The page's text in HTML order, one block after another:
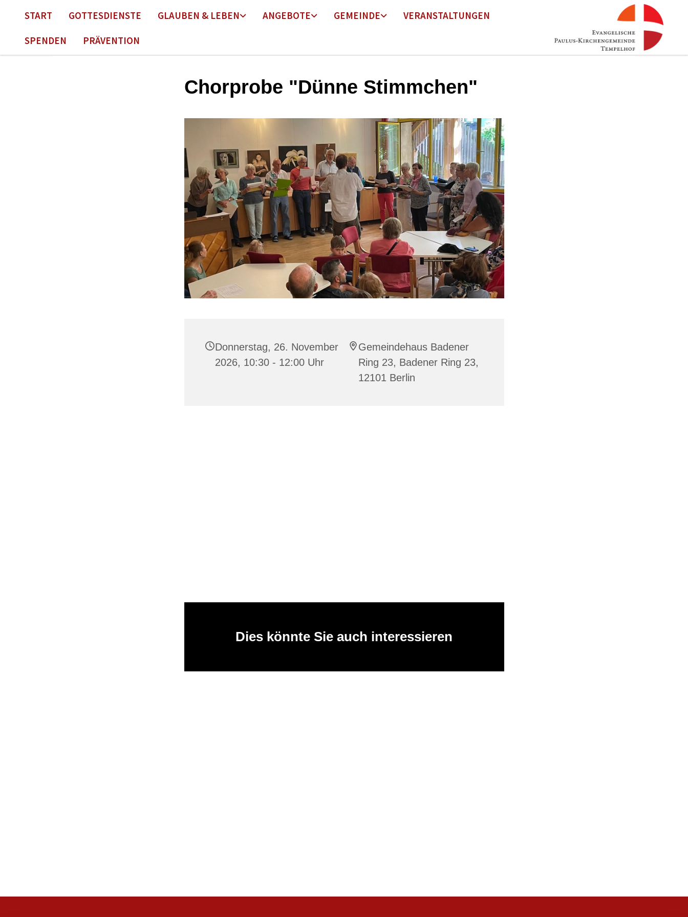
START GOTTESDIENSTE GLAUBEN & LEBEN ANGEBOTE GEMEINDE VERANSTALTUNGEN
SPENDEN PRÄVENTION
Chorprobe "Dünne Stimmchen"
Donnerstag, 26. November
2026, 10:30 - 12:00 Uhr
Gemeindehaus Badener
Ring 23, Badener Ring 23,
12101 Berlin
Dies könnte Sie auch interessieren